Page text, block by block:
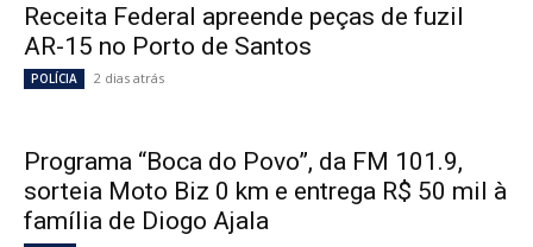
Receita Federal apreende peças de fuzil
AR-15 no Porto de Santos
POLÍCIA 2 dias atrás
Programa “Boca do Povo”, da FM 101.9,
sorteia Moto Biz 0 km e entrega R$ 50 mil à
família de Diogo Ajala